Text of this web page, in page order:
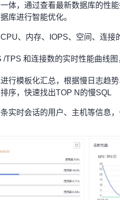
体，通过查看最新数据库的性
库进行智能优化。
、内存、IOPS、空间、连接
/TPS 和连接数的实时性能曲线
行模板化汇总，根据慢日志趋
序，快速找出TOP N的慢SQL
实时会话的用户、主机等信息